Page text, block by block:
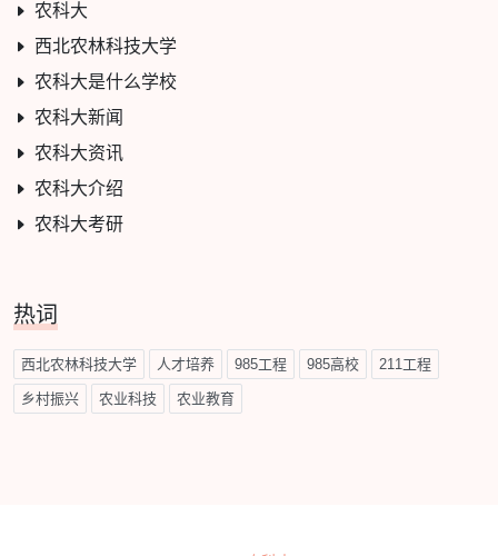
农科大
西北农林科技大学
农科大是什么学校
农科大新闻
农科大资讯
农科大介绍
农科大考研
热词
西北农林科技大学 人才培养 985工程 985高校 211工程
乡村振兴 农业科技 农业教育